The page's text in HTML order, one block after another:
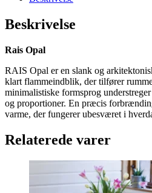
Beskrivelse
Rais Opal
RAIS Opal er en slank og
klart flammeindblik, der tilfører
minimalistiske formsprog
og proportioner. En præcis
varme, der fungerer ubesværet i
Relaterede varer